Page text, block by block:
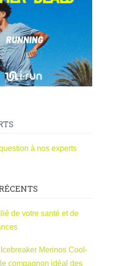
à nos experts
de votre santé et de
Merinos Cool-
compagnon idéal des